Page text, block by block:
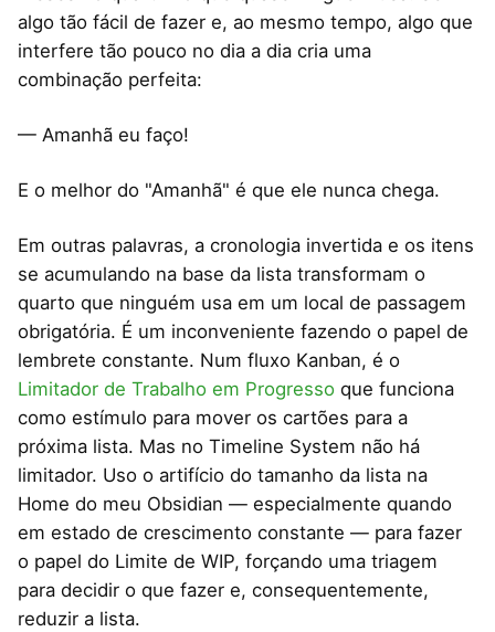
algo tão fácil de fazer e, ao mesmo tempo, algo que
interfere tão pouco no dia a dia cria uma
combinação perfeita:
— Amanhã eu faço!
E o melhor do "Amanhã" é que ele nunca chega.
Em outras palavras, a cronologia invertida e os itens
se acumulando na base da lista transformam o
quarto que ninguém usa em um local de passagem
obrigatória. É um inconveniente fazendo o papel de
lembrete constante. Num fluxo Kanban, é o
Limitador de Trabalho em Progresso que funciona
como estímulo para mover os cartões para a
próxima lista. Mas no Timeline System não há
limitador. Uso o artifício do tamanho da lista na
Home do meu Obsidian — especialmente quando
em estado de crescimento constante — para fazer
o papel do Limite de WIP, forçando uma triagem
para decidir o que fazer e, consequentemente,
reduzir a lista.